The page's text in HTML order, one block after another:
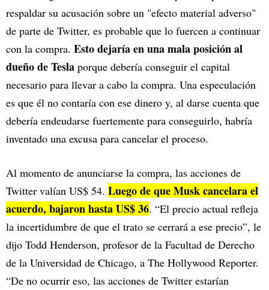
respaldar su acusación sobre un "efecto material adverso"
de parte de Twitter, es probable que lo fuercen a continuar
con la compra. Esto dejaría en una mala posición al
dueño de Tesla porque debería conseguir el capital
necesario para llevar a cabo la compra. Una especulación
es que él no contaría con ese dinero y, al darse cuenta que
debería endeudarse fuertemente para conseguirlo, habría
inventado una excusa para cancelar el proceso.
Al momento de anunciarse la compra, las acciones de
Twitter valían US$ 54. Luego de que Musk cancelara el
acuerdo, bajaron hasta US$ 36. “El precio actual refleja
la incertidumbre de que el trato se cerrará a ese precio”, le
dijo Todd Henderson, profesor de la Facultad de Derecho
de la Universidad de Chicago, a The Hollywood Reporter.
“De no ocurrir eso, las acciones de Twitter estarían